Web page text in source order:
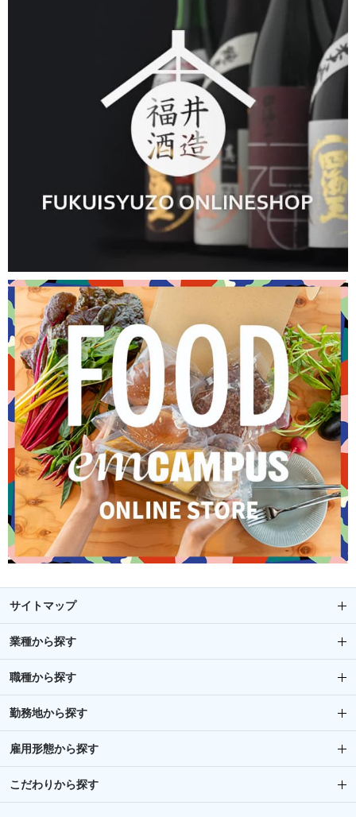
サイトマップ
業種から探す
職種から探す
勤務地から探す
雇用形態から探す
こだわりから探す